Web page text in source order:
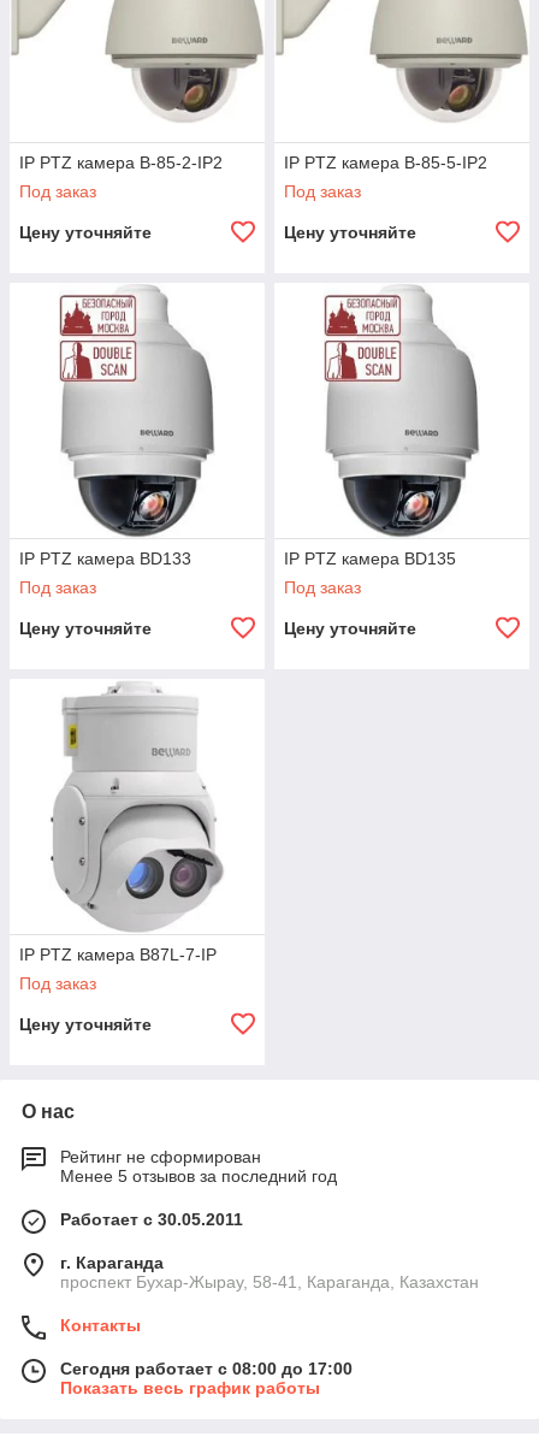
IP PTZ камера B-85-2-IP2
Под заказ
Цену уточняйте
IP PTZ камера B-85-5-IP2
Под заказ
Цену уточняйте
IP PTZ камера BD133
Под заказ
Цену уточняйте
IP PTZ камера BD135
Под заказ
Цену уточняйте
IP PTZ камера B87L-7-IP
Под заказ
Цену уточняйте
О нас
Рейтинг не сформирован
Менее 5 отзывов за последний год
Работает с 30.05.2011
г. Караганда
проспект Бухар-Жырау, 58-41, Караганда, Казахстан
Контакты
Сегодня работает с 08:00 до 17:00
Показать весь график работы